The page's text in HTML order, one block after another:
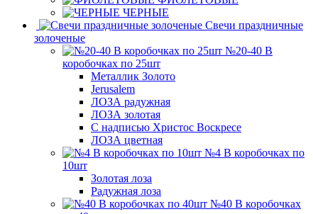
ЧЕРНЫЕ
Свечи праздничные
золоченые
№20-40 В
коробочках по 25шт
Металлик Золото
Jerusalem
ЛОЗА радужная
ЛОЗА золотая
С надписью Христос Воскресе
ЛОЗА цветная
№4 В коробочках по
10шт
Золотая лоза
Радужная лоза
№40 В коробочках